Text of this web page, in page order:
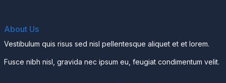
About Us
Vestibulum quis risus sed nisl pellentesque aliquet et et lorem.
Fusce nibh nisl, gravida nec ipsum eu, feugiat condimentum velit.